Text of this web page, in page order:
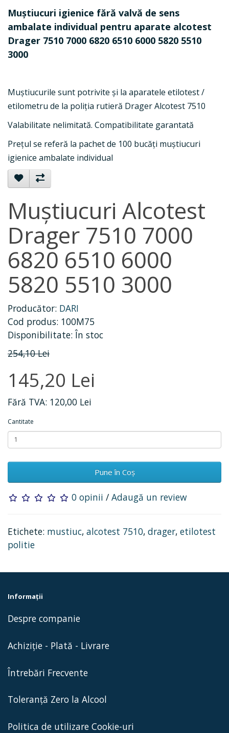
Muștiucuri igienice fără valvă de sens
ambalate individual pentru aparate alcotest
Drager 7510 7000 6820 6510 6000 5820 5510
3000
Muștiucurile sunt potrivite și la aparatele etilotest /
etilometru de la poliția rutieră Drager Alcotest 7510
Valabilitate nelimitată. Compatibilitate garantată
Prețul se referă la pachet de 100 bucăți muștiucuri
igienice ambalate individual
Muștiucuri Alcotest
Drager 7510 7000
6820 6510 6000
5820 5510 3000
Producător: DARI
Cod produs: 100M75
Disponibilitate: În stoc
254,10 Lei
145,20 Lei
Fără TVA: 120,00 Lei
Cantitate
Pune în Coş
0 opinii / Adaugă un review
Etichete: mustiuc, alcotest 7510, drager, etilotest
politie
Informaţii
Despre companie
Achiziție - Plată - Livrare
Întrebări Frecvente
Toleranță Zero la Alcool
Politica de utilizare Cookie-uri